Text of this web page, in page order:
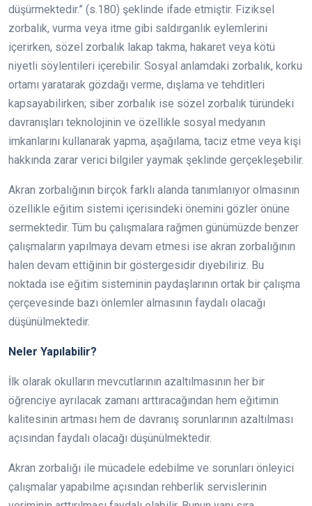
düşürmektedir.” (s.180) şeklinde ifade etmiştir. Fiziksel
zorbalık, vurma veya itme gibi saldırganlık eylemlerini
içerirken, sözel zorbalık lakap takma, hakaret veya kötü
niyetli söylentileri içerebilir. Sosyal anlamdaki zorbalık, korku
ortamı yaratarak gözdağı verme, dışlama ve tehditleri
kapsayabilirken; siber zorbalık ise sözel zorbalık türündeki
davranışları teknolojinin ve özellikle sosyal medyanın
imkanlarını kullanarak yapma, aşağılama, taciz etme veya kişi
hakkında zarar verici bilgiler yaymak şeklinde gerçekleşebilir.
Akran zorbalığının birçok farklı alanda tanımlanıyor olmasının
özellikle eğitim sistemi içerisindeki önemini gözler önüne
sermektedir. Tüm bu çalışmalara rağmen günümüzde benzer
çalışmaların yapılmaya devam etmesi ise akran zorbalığının
halen devam ettiğinin bir göstergesidir diyebiliriz. Bu
noktada ise eğitim sisteminin paydaşlarının ortak bir çalışma
çerçevesinde bazı önlemler almasının faydalı olacağı
düşünülmektedir.
Neler Yapılabilir?
İlk olarak okulların mevcutlarının azaltılmasının her bir
öğrenciye ayrılacak zamanı arttıracağından hem eğitimin
kalitesinin artması hem de davranış sorunlarının azaltılması
açısından faydalı olacağı düşünülmektedir.
Akran zorbalığı ile mücadele edebilme ve sorunları önleyici
çalışmalar yapabilme açısından rehberlik servislerinin